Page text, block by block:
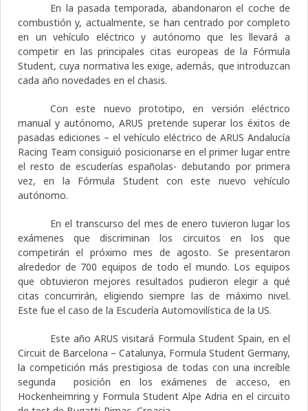
En la pasada temporada, abandonaron el coche de
combustión y, actualmente, se han centrado por completo
en un vehículo eléctrico y autónomo que les llevará a
competir en las principales citas europeas de la Fórmula
Student, cuya normativa les exige, además, que introduzcan
cada año novedades en el chasis.
Con este nuevo prototipo, en versión eléctrico
manual y autónomo, ARUS pretende superar los éxitos de
pasadas ediciones – el vehículo eléctrico de ARUS Andalucía
Racing Team consiguió posicionarse en el primer lugar entre
el resto de escuderías españolas- debutando por primera
vez, en la Fórmula Student con este nuevo vehículo
autónomo.
En el transcurso del mes de enero tuvieron lugar los
exámenes que discriminan los circuitos en los que
competirán el próximo mes de agosto. Se presentaron
alrededor de 700 equipos de todo el mundo. Los equipos
que obtuvieron mejores resultados pudieron elegir a qué
citas concurrirán, eligiendo siempre las de máximo nivel.
Este fue el caso de la Escudería Automovilística de la US.
Este año ARUS visitará Formula Student Spain, en el
Circuit de Barcelona – Catalunya, Formula Student Germany,
la competición más prestigiosa de todas con una increíble
segunda
posición en los exámenes de acceso, en
Hockenheimring y Formula Student Alpe Adria en el circuito